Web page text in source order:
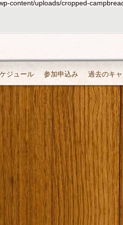
content/uploads/cropped-
ジュール 参加申込み 過去のキ